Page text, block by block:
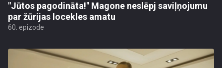
"Jūtos pagodināta!" Magone neslēpj saviļņojumu
par žūrijas locekles amatu
60. epizode